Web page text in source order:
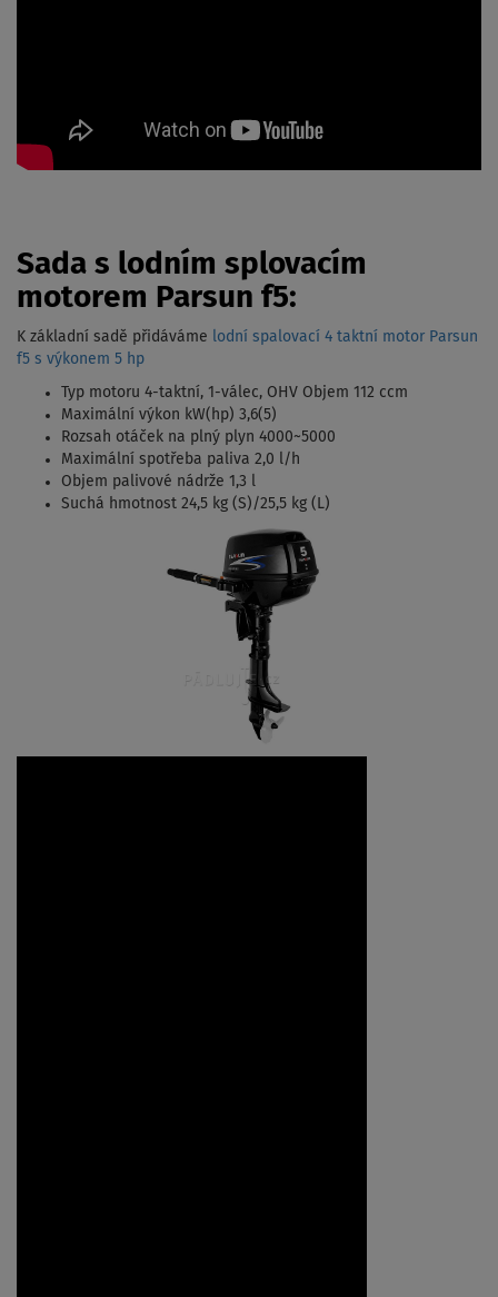
Sada s lodním splovacím
motorem Parsun f5:
K základní sadě přidáváme lodní spalovací 4 taktní motor Parsun
f5 s výkonem 5 hp
Typ motoru 4-taktní, 1-válec, OHV Objem 112 ccm
Maximální výkon kW(hp) 3,6(5)
Rozsah otáček na plný plyn 4000~5000
Maximální spotřeba paliva 2,0 l/h
Objem palivové nádrže 1,3 l
Suchá hmotnost 24,5 kg (S)/25,5 kg (L)